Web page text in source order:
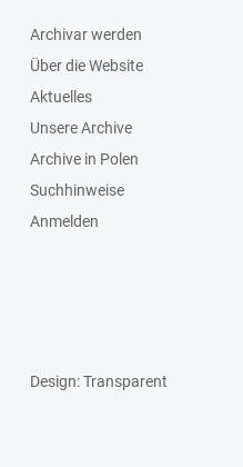
Archivar werden
Über die Website
Aktuelles
Unsere Archive
Archive in Polen
Suchhinweise
Anmelden
Design: Transparent